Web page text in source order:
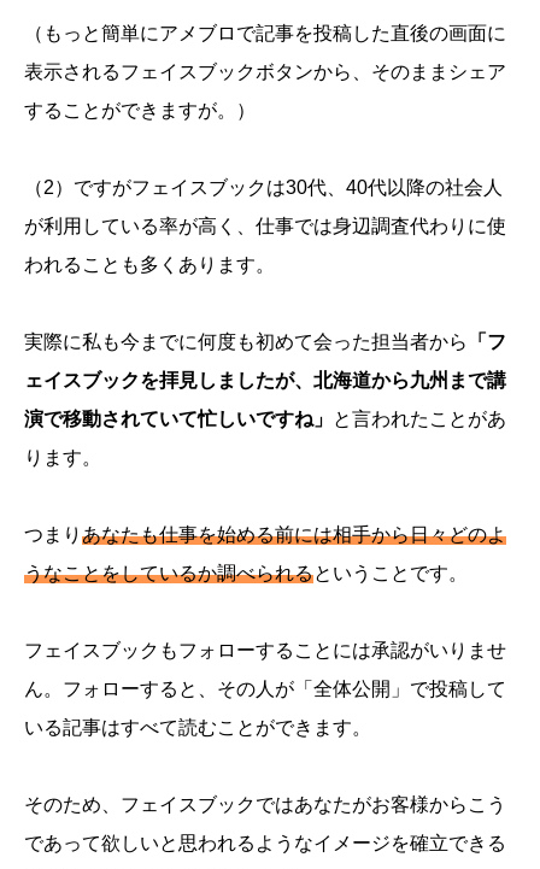
（もっと簡単にアメブロで記事を投稿した直後の画面に
表示されるフェイスブックボタンから、そのままシェア
することができますが。）
（2）ですがフェイスブックは30代、40代以降の社会人
が利用している率が高く、仕事では身辺調査代わりに使
われることも多くあります。
実際に私も今までに何度も初めて会った担当者から
「フ
ェイスブックを拝見しましたが、北海道から九州まで講
演で移動されていて忙しいですね」 と言われたことがあ
ります。
つまり あなたも仕事を始める前には相手から日々どのよ
うなことをしているか調べられるということです。
フェイスブックもフォローすることには承認がいりませ
ん。フォローすると、その人が「全体公開」で投稿して
いる記事はすべて読むことができます。
そのため、フェイスブックではあなたがお客様からこう
であって欲しいと思われるようなイメージを確立できる